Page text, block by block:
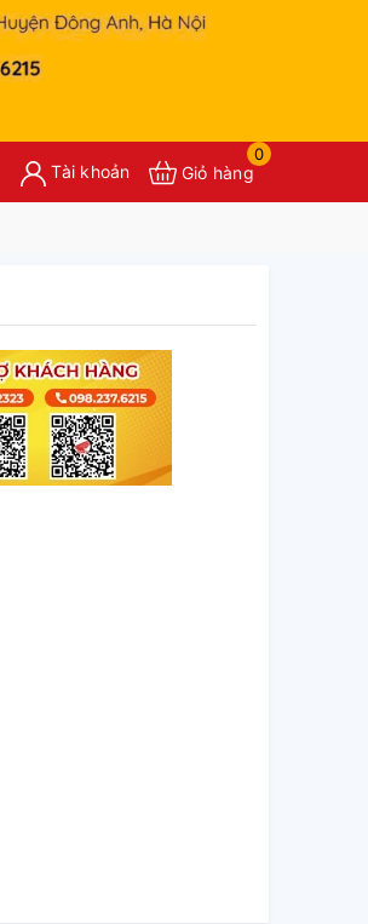
Tài khoản
0
Giỏ hàng